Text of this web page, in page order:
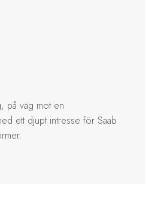
på väg mot en
ett djupt intresse för Saab